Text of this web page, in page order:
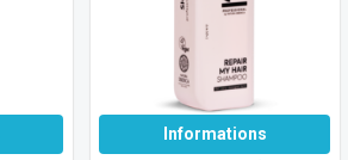
Informations